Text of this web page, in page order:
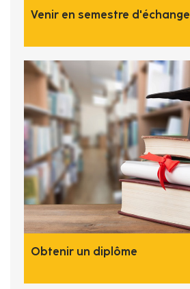
Venir en semestre d'échange
Obtenir un diplôme